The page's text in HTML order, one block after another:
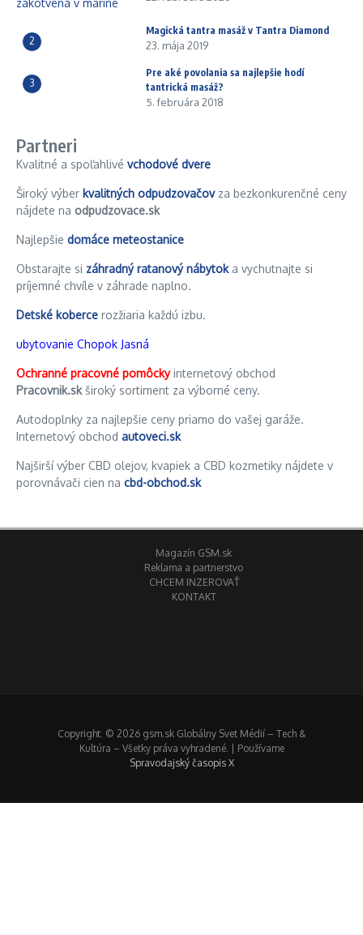
2
Magická tantra masáž v Tantra Diamond
23. mája 2019
3
Pre aké povolania sa najlepšie hodí
tantrická masáž?
5. februára 2018
Partneri
Kvalitné a spoľahlivé vchodové dvere
Široký výber kvalitných odpudzovačovza bezkonkurenčné ceny
nájdete na odpudzovace.sk
Najlepšie domáce meteostanice
Obstarajte si záhradný ratanový nábytoka vychutnajte si
príjemné chvíle v záhrade naplno.
Detské koberce rozžiaria každú izbu.
ubytovanie Chopok Jasná
Ochranné pracovné pomôckyinternetový obchod
Pracovnik.skširoký sortiment za výborné ceny.
Autodoplnky za najlepšie ceny priamo do vašej garáže.
Internetový obchod autoveci.sk
Najširší výber CBD olejov, kvapiek a CBD kozmetiky nájdete v
porovnávači cien na cbd-obchod.sk
Magazín GSM.sk
Reklama a partnerstvo
CHCEM INZEROVAŤ
KONTAKT
Copyright: © 2026 gsm.sk Globálny Svet Médií – Tech &
Kultúra – Všetky práva vyhradené. | Používame
Spravodajský časopis X